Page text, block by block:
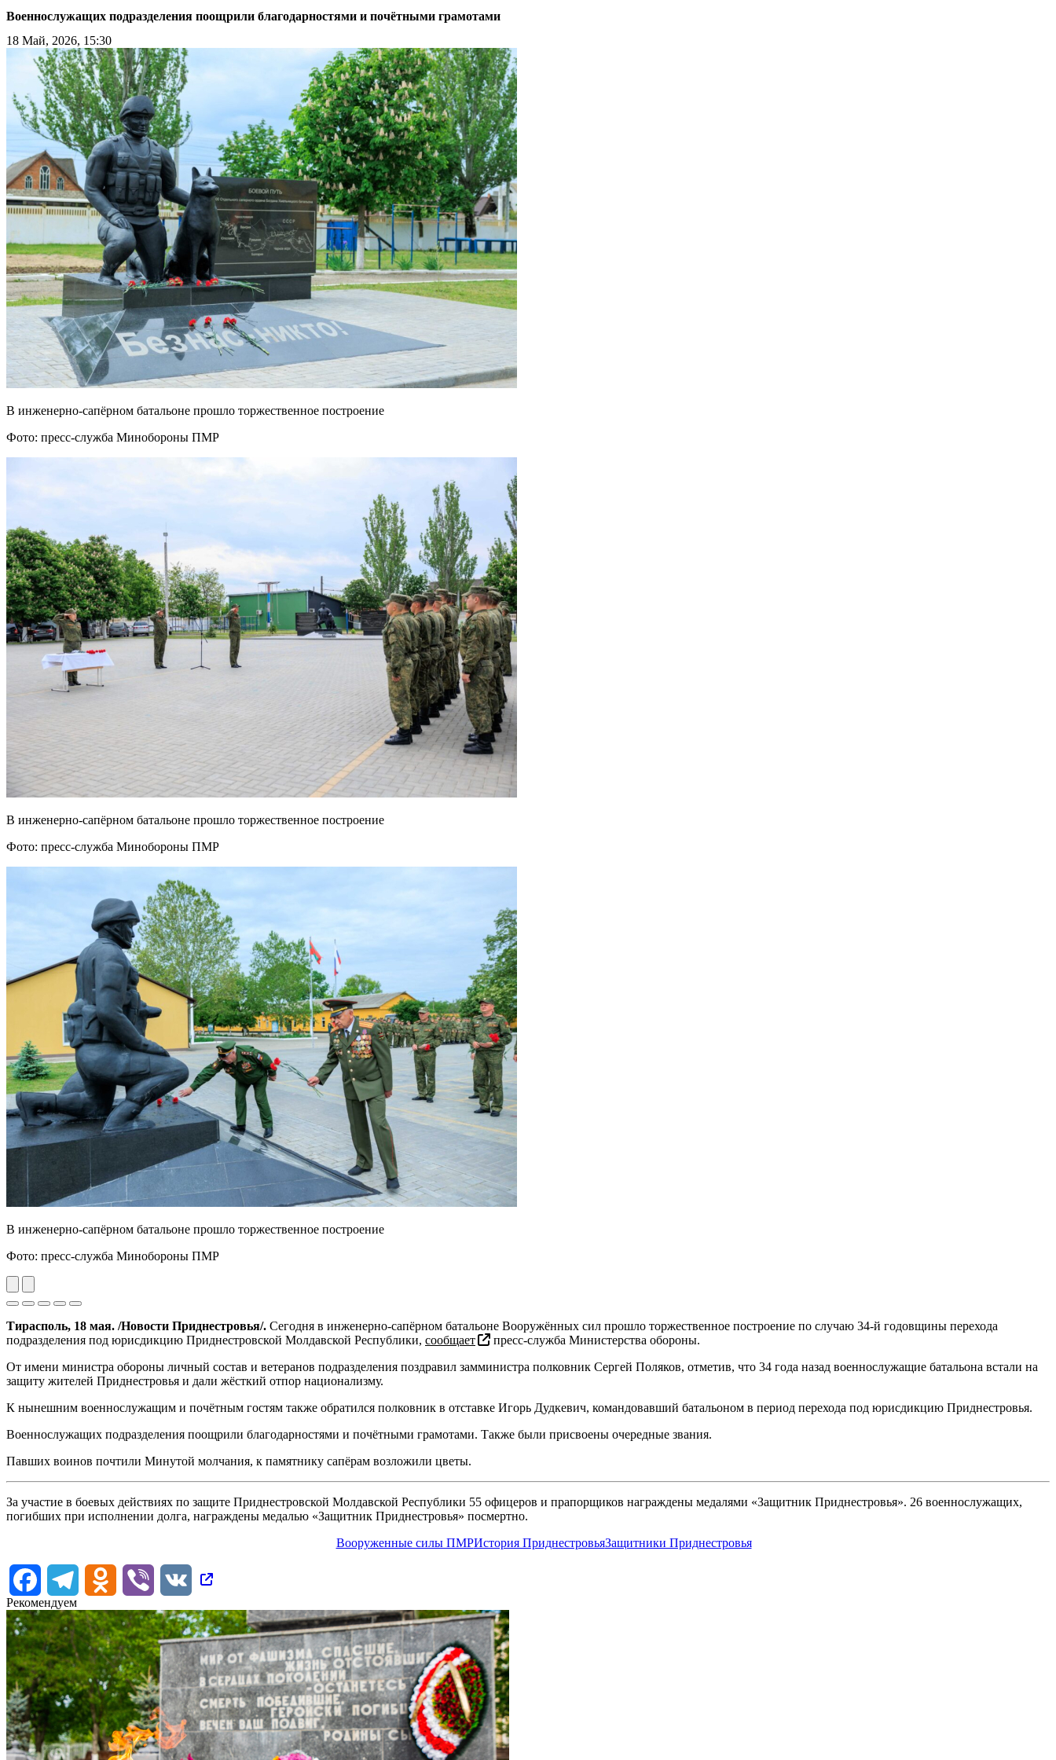
Военнослужащих подразделения поощрили благодарностями и почётными грамотами
18 Май, 2026, 15:30
В инженерно-сапёрном батальоне прошло торжественное построение
Фото: пресс-служба Минобороны ПМР
В инженерно-сапёрном батальоне прошло торжественное построение
Фото: пресс-служба Минобороны ПМР
В инженерно-сапёрном батальоне прошло торжественное построение
Фото: пресс-служба Минобороны ПМР
Previous
Next
Тирасполь, 18 мая. /Новости Приднестровья/. Сегодня в инженерно-сапёрном батальоне Вооружённых сил прошло торжественное построение по случаю 34-й годовщины перехода
подразделения под юрисдикцию Приднестровской Молдавской Республики, сообщает
пресс-служба Министерства обороны.
От имени министра обороны личный состав и ветеранов подразделения поздравил замминистра полковник Сергей Поляков, отметив, что 34 года назад военнослужащие батальона встали на
защиту жителей Приднестровья и дали жёсткий отпор национализму.
К нынешним военнослужащим и почётным гостям также обратился полковник в отставке Игорь Дудкевич, командовавший батальоном в период перехода под юрисдикцию Приднестровья.
Военнослужащих подразделения поощрили благодарностями и почётными грамотами. Также были присвоены очередные звания.
Павших воинов почтили Минутой молчания, к памятнику сапёрам возложили цветы.
За участие в боевых действиях по защите Приднестровской Молдавской Республики 55 офицеров и прапорщиков награждены медалями «Защитник Приднестровья». 26 военнослужащих,
погибших при исполнении долга, награждены медалью «Защитник Приднестровья» посмертно.
Вооруженные силы ПМРИстория ПриднестровьяЗащитники Приднестровья
FacebookTelegram Odnoklassniki
Viber
VK
Рекомендуем